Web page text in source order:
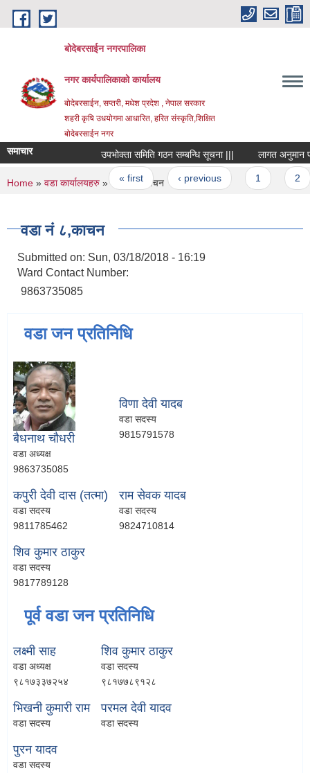
Skip to main content
बोदेबरसाईन नगरपालिका
नगर कार्यपालिकाको कार्यालय
बोदेबरसाईन, सप्तरी, मधेश प्रदेश , नेपाल सरकार
शहरी कृषि उधयोगमा आधारित, हरित संस्कृति,शिक्षित
बोदेबरसाईन नगर
समाचार उपभोक्ता समिति गठन सम्बन्धि सूचना ||| लागत अनुमान
Pages
« first ‹ previous
You are here
Home » वडा कार्यालयहरु » वडा नं‌ ८,काचन
वडा नं‌ ८,काचन
Submitted on: Sun, 03/18/2018 - 16:19
Ward Contact Number:
9863735085
वडा जन प्रतिनिधि
बैधनाथ चौधरी
वडा अध्यक्ष
9863735085
विणा देवी यादब
वडा सदस्य
9815791578
कपुरी देवी दास (तत्मा)
वडा सदस्य
9811785462
राम सेवक यादब
वडा सदस्य
9824710814
शिव कुमार ठाकुर
वडा सदस्य
9817789128
पूर्व वडा जन प्रतिनिधि
लक्ष्मी साह
वडा अध्यक्ष
९८१७३३७२५४
शिव कुमार ठाकुर
वडा सदस्य
९८१७७८९१२८
भिखनी कुमारी राम
वडा सदस्य
परमल देवी यादव
वडा सदस्य
पुरन यादव
वडा सदस्य